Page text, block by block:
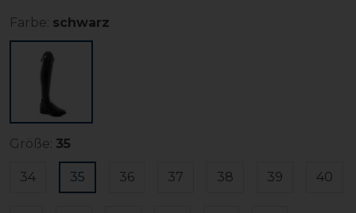
Farbe: schwarz
Größe: 35
34 35 36 37 38 39 40